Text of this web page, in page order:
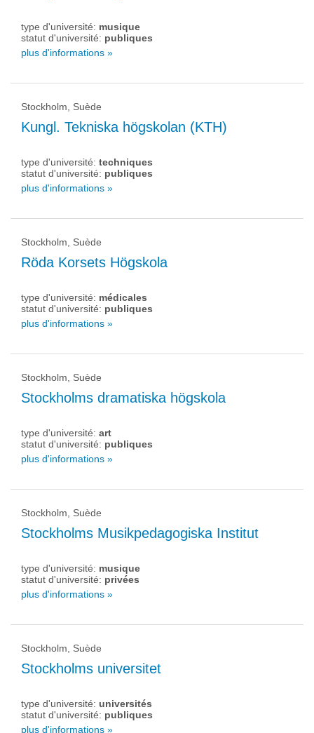
type d'université: musique
statut d'université: publiques
plus d'informations »
Stockholm, Suède
Kungl. Tekniska högskolan (KTH)
type d'université: techniques
statut d'université: publiques
plus d'informations »
Stockholm, Suède
Röda Korsets Högskola
type d'université: médicales
statut d'université: publiques
plus d'informations »
Stockholm, Suède
Stockholms dramatiska högskola
type d'université: art
statut d'université: publiques
plus d'informations »
Stockholm, Suède
Stockholms Musikpedagogiska Institut
type d'université: musique
statut d'université: privées
plus d'informations »
Stockholm, Suède
Stockholms universitet
type d'université: universités
statut d'université: publiques
plus d'informations »